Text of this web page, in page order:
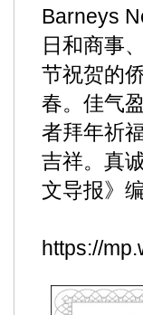
Barneys
日和商事
节祝贺的
春。佳气
者拜年祈
吉祥。真
文导报》
https://